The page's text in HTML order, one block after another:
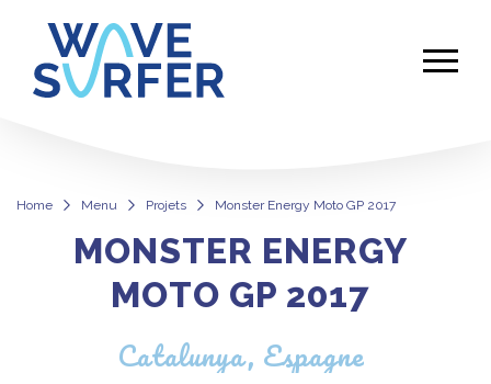
Home Menu Projets Monster Energy Moto GP 2017
Monster Energy Moto GP 2017
MONSTER ENERGY
MOTO GP 2017
Catalunya, Espagne